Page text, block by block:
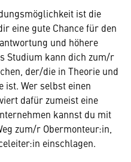
ist die
eine gute Chance für den
und höhere
Studium kann dich zum/r
der/die in Theorie und
ist. Wer selbst einen
dafür zumeist eine
kannst du mit
zum/r Obermonteur:in,
einschlagen.